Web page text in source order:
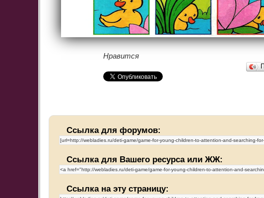
Нравится
Ссылка для форумов:
Ссылка для Вашего ресурса или ЖЖ:
Ссылка на эту страницу: